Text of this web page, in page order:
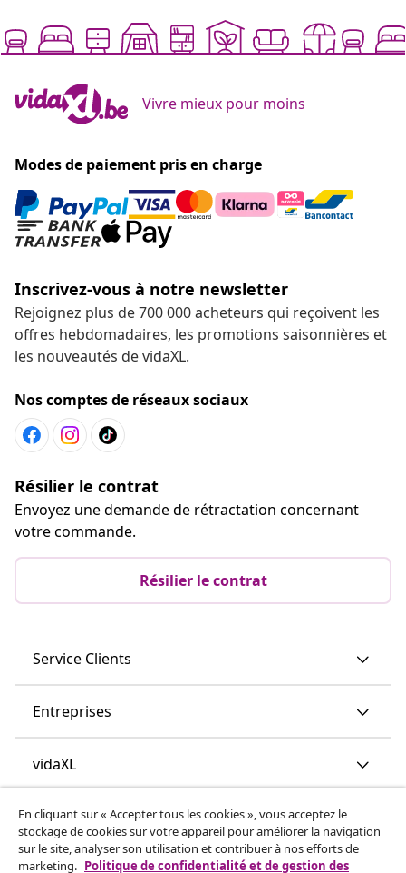
Vivre mieux pour moins
Modes de paiement pris en charge
Inscrivez-vous à notre newsletter
Rejoignez plus de 700 000 acheteurs qui reçoivent les
offres hebdomadaires, les promotions saisonnières et
les nouveautés de vidaXL.
Nos comptes de réseaux sociaux
Résilier le contrat
Envoyez une demande de rétractation concernant
votre commande.
Résilier le contrat
Service Clients
Entreprises
vidaXL
Découvrez-en plus
En cliquant sur « Accepter tous les cookies », vous acceptez le
stockage de cookies sur votre appareil pour améliorer la navigation
sur le site, analyser son utilisation et contribuer à nos efforts de
marketing. Politique de confidentialité et de gestion des